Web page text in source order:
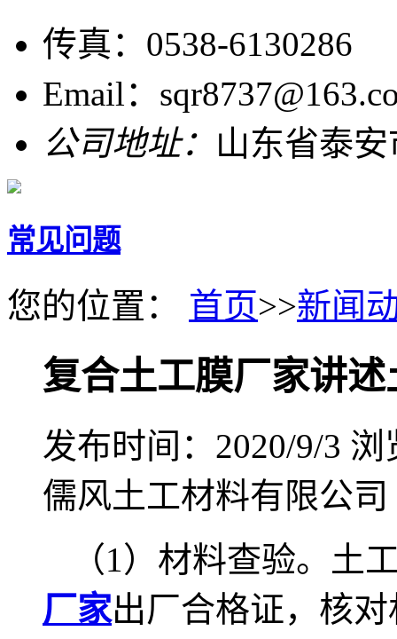
传真：0538-6130286
Email：
公司地址： 山东省泰
常见问题
您的位置： 首页>>新闻
复合土工膜厂家讲
发布时间：2020/9/3 浏
儒风土工材料有限公司
（1）材料查验。土
厂家出厂合格证，核